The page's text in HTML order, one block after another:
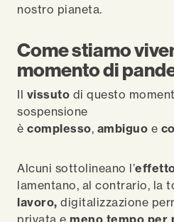
nostro pianeta.
Come stiamo
momento di
Il vissuto di questo
sospensione
è complesso, ambiguo e
Alcuni sottolineano l’
lamentano, al contrario, la
lavoro, digitalizzazione
privata e meno tempo per